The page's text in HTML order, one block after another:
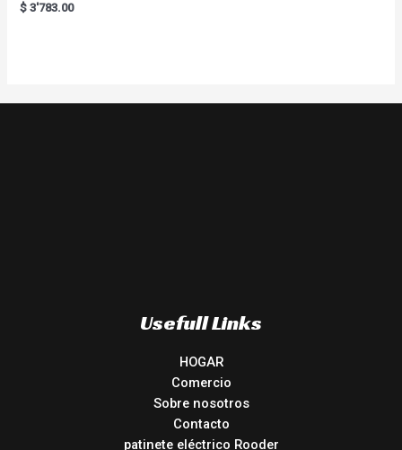
Rated
0
$ 3'783.00
Usefull Links
HOGAR
Comercio
Sobre nosotros
Contacto
patinete eléctrico Rooder